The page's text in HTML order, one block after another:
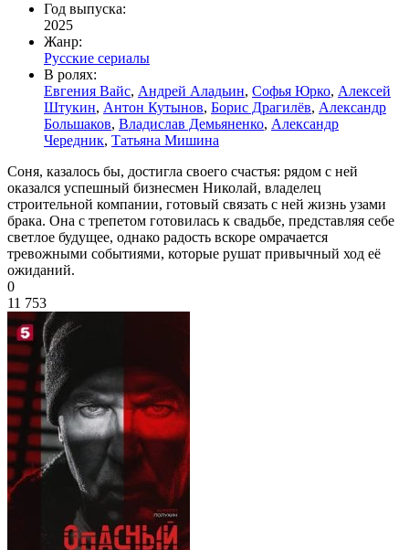
Год выпуска:
2025
Жанр:
Русские сериалы
В ролях:
Евгения Вайс, Андрей Аладьин, Софья Юрко, Алексей
Штукин, Антон Кутынов, Борис Драгилёв, Александр
Большаков, Владислав Демьяненко, Александр
Чередник, Татьяна Мишина
Соня, казалось бы, достигла своего счастья: рядом с ней
оказался успешный бизнесмен Николай, владелец
строительной компании, готовый связать с ней жизнь узами
брака. Она с трепетом готовилась к свадьбе, представляя себе
светлое будущее, однако радость вскоре омрачается
тревожными событиями, которые рушат привычный ход её
ожиданий.
0
11 753